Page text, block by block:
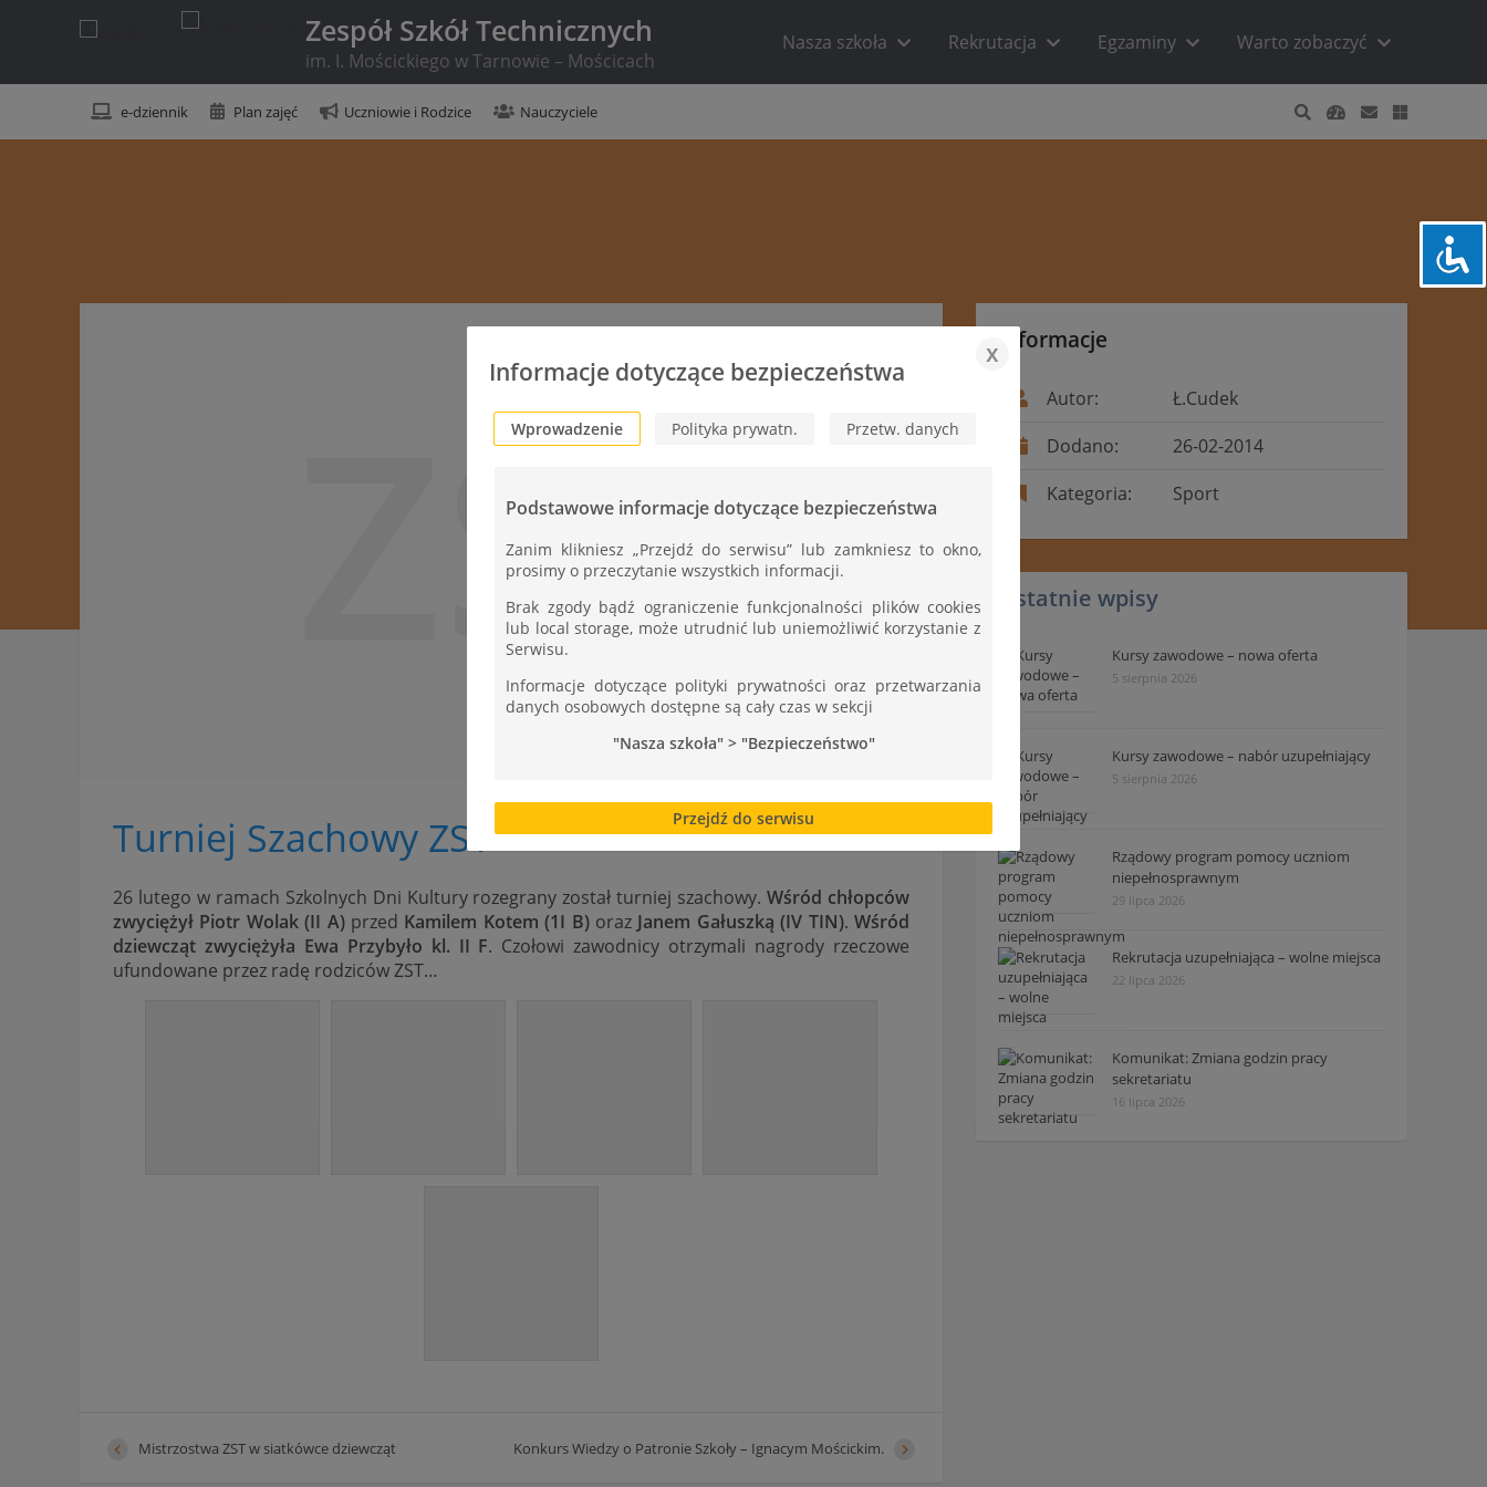
Zespół Szkół Technicznych
im. I. Mościckiego w Tarnowie – Mościcach
Nasza szkoła Rekrutacja Egzaminy Warto zobaczyć
e-dziennik Plan zajęć Uczniowie i Rodzice Nauczyciele
ZST
Turniej Szachowy ZST
26 lutego w ramach Szkolnych Dni Kultury rozegrany został turniej szachowy.Wśród chłopców
zwyciężył Piotr Wolak (II A) przed Kamilem Kotem (1I B) oraz Janem Gałuszką (IV TIN).Wśród
dziewcząt zwyciężyła Ewa Przybyło kl. II F. Czołowi zawodnicy otrzymali nagrody rzeczowe
ufundowane przez radę rodziców ZST…
Mistrzostwa ZST w siatkówce dziewcząt Konkurs Wiedzy o Patronie Szkoły – Ignacym Mościckim.
Informacje
Autor:
Ł.Cudek
Dodano:
26-02-2014
Kategoria:
Sport
Ostatnie wpisy
Kursy zawodowe – nowa oferta
5 sierpnia 2026
Kursy zawodowe – nabór uzupełniający
5 sierpnia 2026
Rządowy program pomocy uczniom
niepełnosprawnym
29 lipca 2026
Rekrutacja uzupełniająca – wolne miejsca
22 lipca 2026
Komunikat: Zmiana godzin pracy
sekretariatu
16 lipca 2026
Informacje dotyczące bezpieczeństwa
x
Wprowadzenie Polityka prywatn. Przetw. danych
Podstawowe informacje dotyczące bezpieczeństwa
Zanim klikniesz „Przejdź do serwisu” lub zamkniesz to okno,
prosimy o przeczytanie wszystkich informacji.
Brak zgody bądź ograniczenie funkcjonalności plików cookies
lub local storage, może utrudnić lub uniemożliwić korzystanie z
Serwisu.
Informacje dotyczące polityki prywatności oraz przetwarzania
danych osobowych dostępne są cały czas w sekcji
"Nasza szkoła" > "Bezpieczeństwo"
Przejdź do serwisu